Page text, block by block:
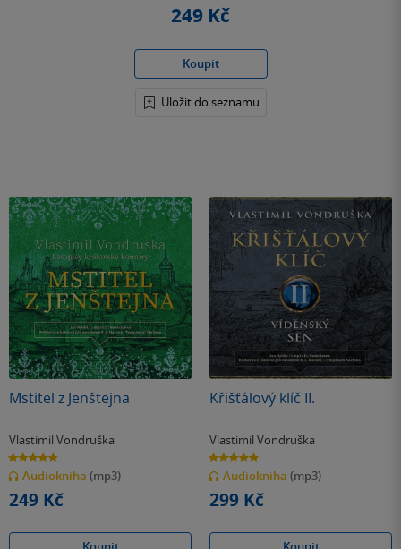
249 Kč
Koupit
Uložit do seznamu
Mstitel z Jenštejna
Vlastimil Vondruška
4.8
z
5
hvězdiček
Audiokniha (mp3)
249 Kč
Křišťálový klíč II.
Vlastimil Vondruška
4.9
z
5
hvězdiček
Audiokniha (mp3)
299 Kč